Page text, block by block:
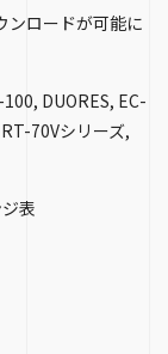
ンロードが可能に
DUORES, EC-
70Vシリーズ,
表